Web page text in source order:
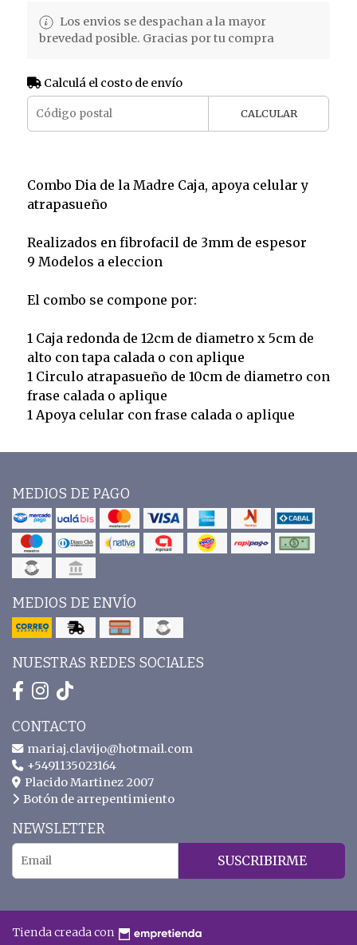
Los envios se despachan a la mayor
brevedad posible. Gracias por tu compra
Calculá el costo de envío
CALCULAR
Combo Dia de la Madre Caja, apoya celular y
atrapasueño
Realizados en fibrofacil de 3mm de espesor
9 Modelos a eleccion
El combo se compone por:
1 Caja redonda de 12cm de diametro x 5cm de
alto con tapa calada o con aplique
1 Circulo atrapasueño de 10cm de diametro con
frase calada o aplique
1 Apoya celular con frase calada o aplique
MEDIOS DE PAGO
MEDIOS DE ENVÍO
NUESTRAS REDES SOCIALES
CONTACTO
mariaj.clavijo@hotmail.com
+5491135023164
Placido Martinez 2007
Botón de arrepentimiento
NEWSLETTER
SUSCRIBIRME
Tienda creada con